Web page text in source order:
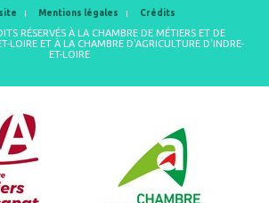
Mentions légales Crédits
RÉSERVÉS À LA CHAMBRE DE MÉTIERS ET DE
LOIRE ET À LA CHAMBRE D'AGRICULTURE D'INDRE-
ET-LOIRE